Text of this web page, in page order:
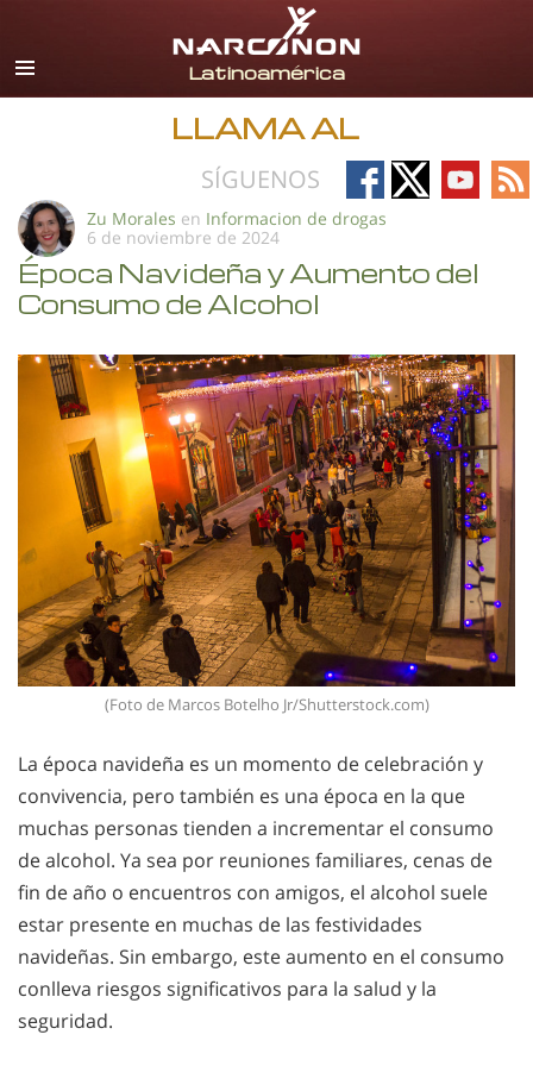
Español
Todas las Regiones/Idiomas
LLAMA AL
SÍGUENOS
Follow
on
Follow
on
Follow
on
on
Zu Morales en Informacion de drogas
6 de noviembre de 2024
Época Navideña y Aumento del
Consumo de Alcohol
(Foto de Marcos Botelho Jr/Shutterstock.com)
La época navideña es un momento de celebración y
convivencia, pero también es una época en la que
muchas personas tienden a incrementar el consumo
de alcohol. Ya sea por reuniones familiares, cenas de
fin de año o encuentros con amigos, el alcohol suele
estar presente en muchas de las festividades
navideñas. Sin embargo, este aumento en el consumo
conlleva riesgos significativos para la salud y la
seguridad.